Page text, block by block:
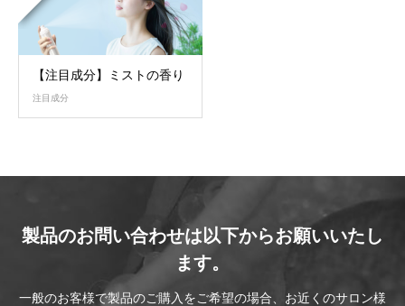
【注目成分】ミストの香り
注目成分
製品のお問い合わせは以下からお願いいたし
ます。
一般のお客様で製品のご購入をご希望の場合、お近くのサロン様